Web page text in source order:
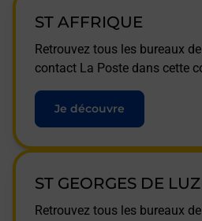
ST AFFRIQUE
Retrouvez tous les bureaux
contact La Poste dans cette
Je découvre
ST GEORGES DE
Retrouvez tous les bureaux